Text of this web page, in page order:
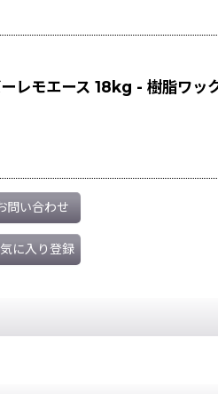
レモエース 18kg - 樹脂ワ
問い合わせ
に入り登録